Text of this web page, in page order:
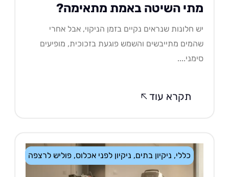
השיטה באמת מתאימה?
חלונות שנראים נקיים בזמן הניקוי, אבל אחרי
מתייבשים והשמש פוגעת בזכוכית, מופיעים
תקרא עוד
ניקיון בתים,ניקיון לפני אכלוס,פוליש לרצפה